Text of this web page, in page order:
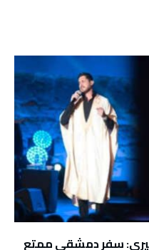
سفر دمشقي ممتع